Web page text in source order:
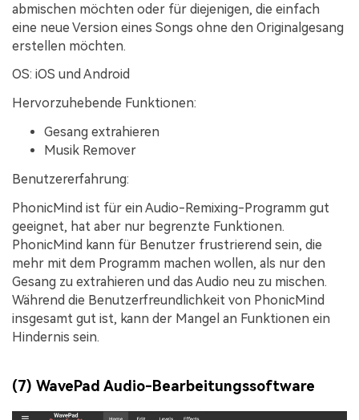
abmischen möchten oder für diejenigen, die einfach
eine neue Version eines Songs ohne den Originalgesang
erstellen möchten.
OS: iOS und Android
Hervorzuhebende Funktionen:
Gesang extrahieren
Musik Remover
Benutzererfahrung:
PhonicMind ist für ein Audio-Remixing-Programm gut
geeignet, hat aber nur begrenzte Funktionen.
PhonicMind kann für Benutzer frustrierend sein, die
mehr mit dem Programm machen wollen, als nur den
Gesang zu extrahieren und das Audio neu zu mischen.
Während die Benutzerfreundlichkeit von PhonicMind
insgesamt gut ist, kann der Mangel an Funktionen ein
Hindernis sein.
(7) WavePad Audio-Bearbeitungssoftware